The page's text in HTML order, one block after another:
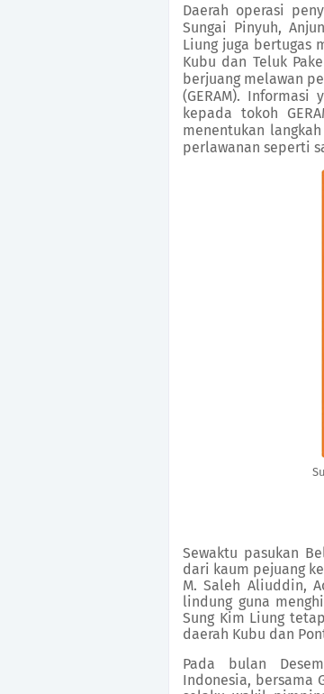
Daerah operasi
Sungai Pinyuh,
Liung juga bertugas
Kubu dan Teluk
berjuang melawan
(GERAM).
kepada tokoh
menentukan
perlawanan seperti
Sewaktu pasukan
dari kaum pejuang
M. Saleh Aliuddin,
lindung guna
Sung Kim Liung
daerah Kubu dan
Pada bulan
Indonesia, bersama